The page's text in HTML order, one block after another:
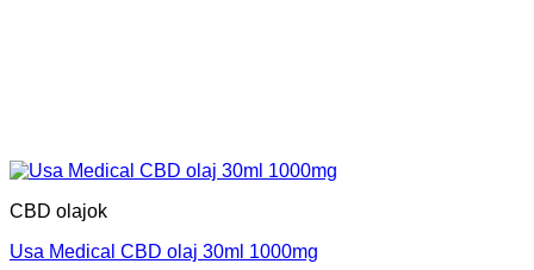
CBD olajok
Usa Medical CBD olaj 30ml 1000mg